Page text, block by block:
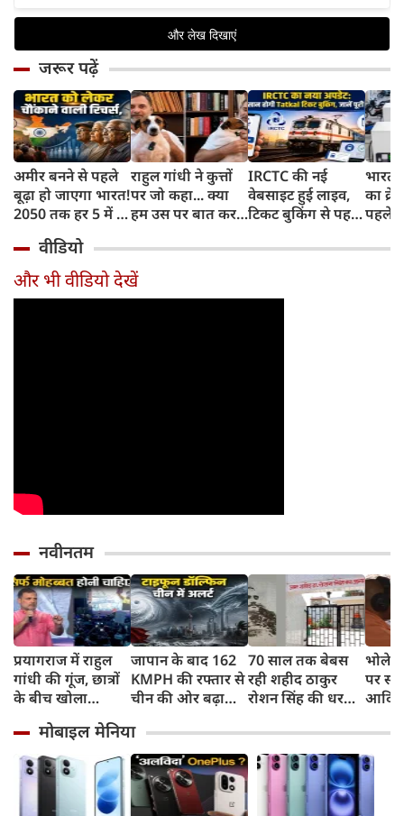
जरूर पढ़ें
अमीर बनने से पहले
बूढ़ा हो जाएगा भारत!
2050 तक हर 5 में 1
साल से ज्यादा उम्र का
राहुल गांधी ने कुत्तों
पर जो कहा... क्या
हम उस पर बात कर
IRCTC की नई
वेबसाइट हुई लाइव,
टिकट बुकिंग से पहले
काम, जानें पूरा
भारत
का
पहले
और
वीडियो
और भी वीडियो देखें
नवीनतम
प्रयागराज में राहुल
गांधी की गूंज, छात्रों
के बीच खोला
दरवाजों' का सच
जापान के बाद 162
KMPH की रफ्तार से
चीन की ओर बढ़ा
में अलर्ट, बंदरगाह,
स्कूल बंद, उड़ानें रद्द
70 साल तक बेबस
रही शहीद ठाकुर
रोशन सिंह की धरती,
मिटा दिया तीन
पीढ़ियों का दर्द
पर
मोबाइल मेनिया